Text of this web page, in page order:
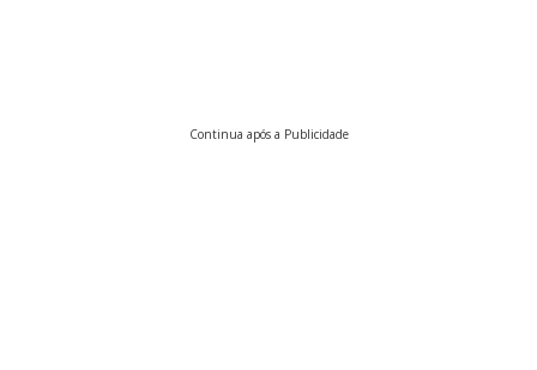
Continua após a Publicidade